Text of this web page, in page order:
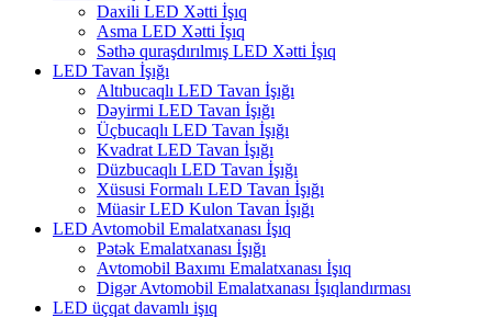
Daxili LED Xətti İşıq
Asma LED Xətti İşıq
Səthə quraşdırılmış LED Xətti İşıq
LED Tavan İşığı
Altıbucaqlı LED Tavan İşığı
Dəyirmi LED Tavan İşığı
Üçbucaqlı LED Tavan İşığı
Kvadrat LED Tavan İşığı
Düzbucaqlı LED Tavan İşığı
Xüsusi Formalı LED Tavan İşığı
Müasir LED Kulon Tavan İşığı
LED Avtomobil Emalatxanası İşıq
Pətək Emalatxanası İşığı
Avtomobil Baxımı Emalatxanası İşıq
Digər Avtomobil Emalatxanası İşıqlandırması
LED üçqat davamlı işıq